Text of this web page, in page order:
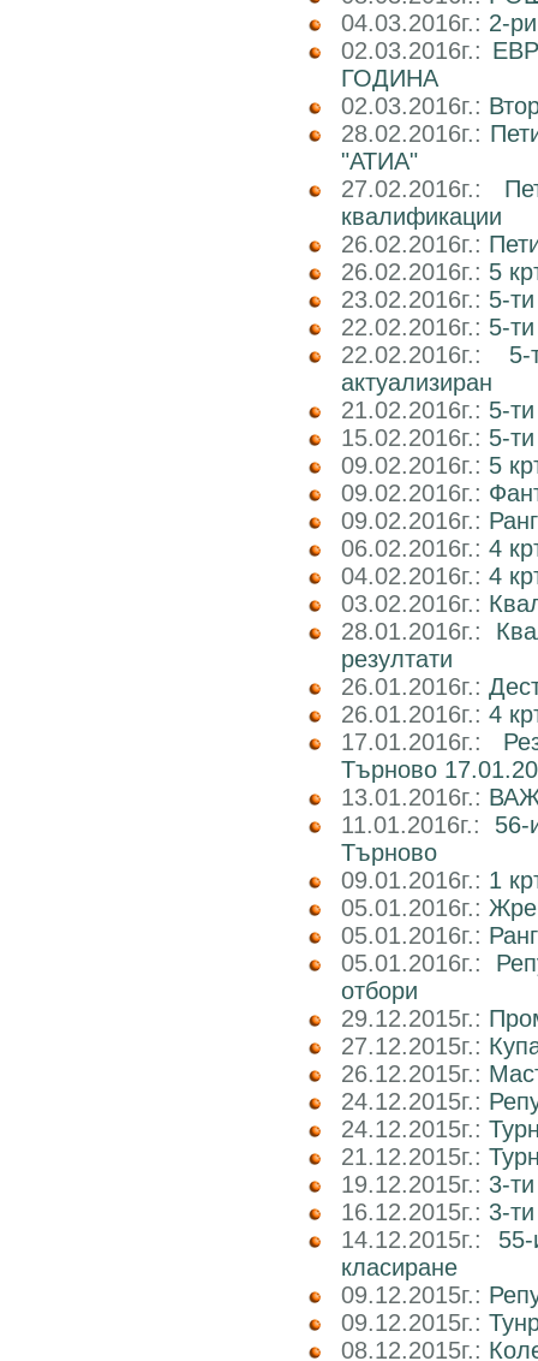
04.03.2016г.: 2-
02.03.2016г.:
ГОДИНА
02.03.2016г.:
28.02.2016г.:
"АТИА"
27.02.2016г.:
квалификации
26.02.2016г.:
26.02.2016г.: 5
23.02.2016г.: 5-
22.02.2016г.: 5-
22.02.2016г.:
актуализиран
21.02.2016г.: 5-
15.02.2016г.: 5-
09.02.2016г.: 5
09.02.2016г.:
09.02.2016г.:
06.02.2016г.: 4
04.02.2016г.: 4
03.02.2016г.:
28.01.2016г.:
резултати
26.01.2016г.:
26.01.2016г.: 4
17.01.2016г.:
Търново
13.01.2016г.:
11.01.2016г.: 56-
Търново
09.01.2016г.: 1
05.01.2016г.:
05.01.2016г.:
05.01.2016г.:
отбори
29.12.2015г.:
27.12.2015г.:
26.12.2015г.:
24.12.2015г.:
24.12.2015г.:
21.12.2015г.:
19.12.2015г.: 3-
16.12.2015г.: 3-
14.12.2015г.:
класиране
09.12.2015г.:
09.12.2015г.:
08.12.2015г.: